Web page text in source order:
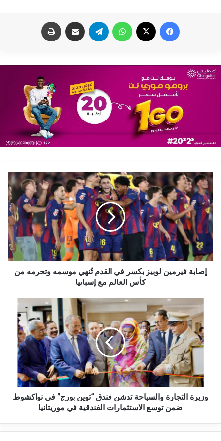
فيسبوك واتساب تيلقرام مشاركة عبر البريد
إصابة فيرمين لوبيز بكسر في القدم تُنهي موسمه وتحرمه من
كأس العالم مع إسبانيا
وزيرة التجارة والسياحة تدشن فندق “توين بورج” في نواكشوط
ضمن توسع الاستثمارات الفندقية في موريتانيا